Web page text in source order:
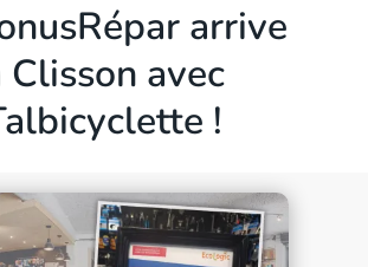
arrive
Clisson avec
!